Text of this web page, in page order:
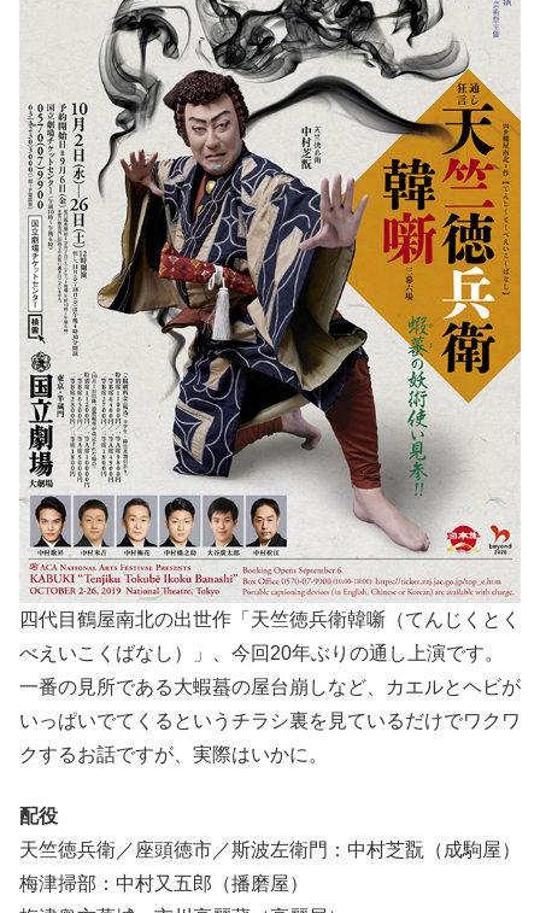
四代目鶴屋南北の出世作「天竺徳兵衛韓噺（てんじくとく
べえいこくばなし）」、今回20年ぶりの通し上演です。
一番の見所である大蝦蟇の屋台崩しなど、カエルとヘビが
いっぱいでてくるというチラシ裏を見ているだけでワクワ
クするお話ですが、実際はいかに。
配役
天竺徳兵衛／座頭徳市／斯波左衛門：中村芝翫（成駒屋）
梅津掃部：中村又五郎（播磨屋）